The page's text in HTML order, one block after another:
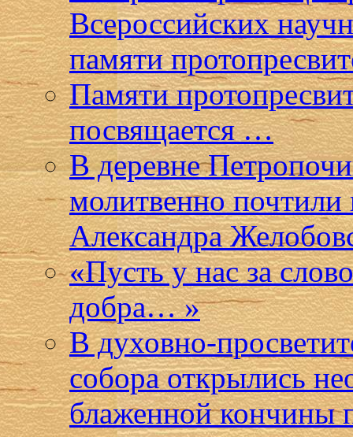
Всероссийских
памяти
Памяти
посвящается …
В деревне
молитвенно почтили
Александра
«Пусть у нас за
добра… »
В духовно-
собора открылись
блаженной кончины